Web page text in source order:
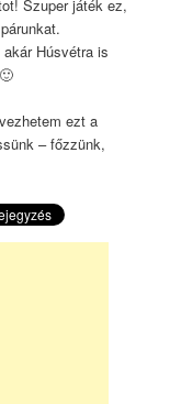
Szuper játék ez,
Húsvétra is
ezt a
– főzzünk,